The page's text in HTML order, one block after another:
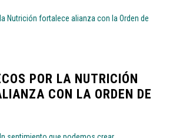
POR LA NUTRICIÓN
CON LA ORDEN DE